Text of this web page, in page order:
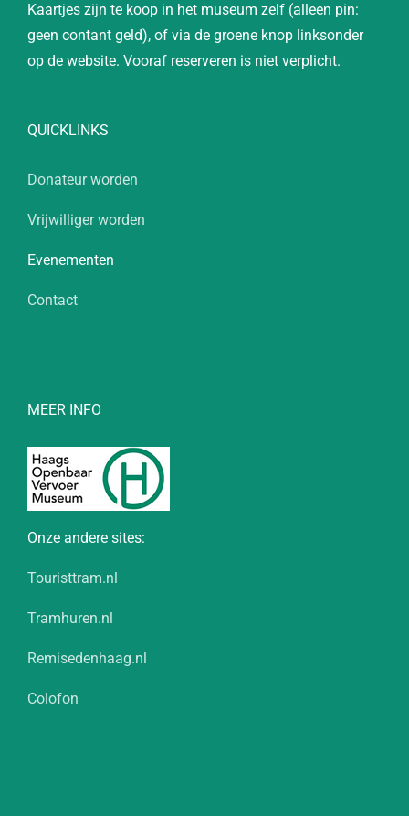
Kaartjes zijn te koop in het museum zelf (alleen pin:
geen contant geld), of via de groene knop linksonder
op de website. Vooraf reserveren is niet verplicht.
QUICKLINKS
Donateur worden
Vrijwilliger worden
Evenementen
Contact
MEER INFO
Onze andere sites:
Touristtram.nl
Tramhuren.nl
Remisedenhaag.nl
Colofon